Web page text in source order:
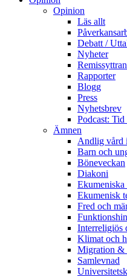
Opinion
Läs allt
Debatt /
Nyheter
Rapporter
Blogg
Press
Nyhetsbrev
Podcast:
Ämnen
Andlig vård
Barn och
Böneveckan
Diakoni
Ekumeniska
Ekumenisk
Fred och
Interreligiös
Klimat och
Migration &
Samlevnad